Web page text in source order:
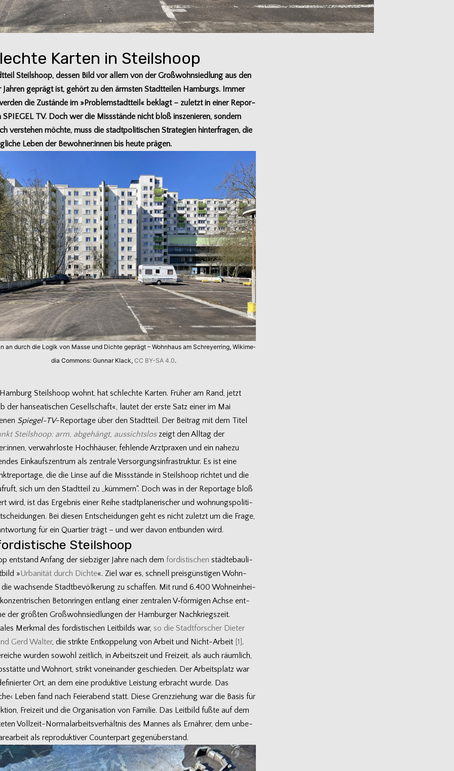
Karten in Steilshoop
Steil­shoop, des­sen Bild vor allem von der Groß­wohn­sied­lung aus den
Jah­ren geprägt ist, gehört zu den ärms­ten Stadt­tei­len Ham­burgs. Immer
die Zustände im »Pro­blem­stadt­teil« beklagt – zuletzt in einer Repor­
SPIEGEL TV. Doch wer die Miss­stände nicht bloß insze­nie­ren, son­dern
ver­ste­hen möchte, muss die stadt­po­li­ti­schen Stra­te­gien hin­ter­fra­gen, die
Leben der Bewohner:innen bis heute prägen.
an durch die Logik von Masse und Dichte geprägt – Wohn­haus am Schrey­er­ring, Wiki­me­
dia Com­mons: Gun­nar Klack, CC BY-SA 4.0.
Steil­shoop wohnt, hat schlechte Kar­ten. Frü­her am Rand, jetzt
der han­sea­ti­schen Gesell­schaft«, lau­tet der erste Satz einer im Mai
Spiegel-TV-Repor­tage über den Stadt­teil. Der Bei­trag mit dem Titel
Steil­shoop: arm, abge­hängt, aus­sichts­loszeigt den All­tag der
ver­wahr­loste Hoch­häu­ser, feh­lende Arzt­pra­xen und ein nahezu
Ein­kaufs­zen­trum als zen­trale Ver­sor­gungs­in­fra­struk­tur. Es ist eine
die die Linse auf die Miss­stände in Steil­shoop rich­tet und die
sich um den Stadt­teil zu „küm­mern“. Doch was in der Repor­tage bloß
wird, ist das Ergeb­nis einer Reihe stadt­pla­ne­ri­scher und woh­nungs­po­li­ti­
Bei die­sen Ent­schei­dun­gen geht es nicht zuletzt um die Frage,
für ein Quar­tier trägt – und wer davon ent­bun­den wird.
Steilshoop
ent­stand Anfang der sieb­zi­ger Jahre nach dem for­dis­ti­schen städ­te­bau­li­
»Urba­ni­tät durch Dichte«. Ziel war es, schnell preis­güns­ti­gen Wohn­
die wach­sende Stadt­be­völ­ke­rung zu schaf­fen. Mit rund 6.400 Wohn­ein­hei­
Beton­rin­gen ent­lang einer zen­tra­len V‑förmigen Achse ent­
der größ­ten Groß­wohn­sied­lun­gen der Ham­bur­ger Nachkriegszeit.
Merk­mal des for­dis­ti­schen Leit­bilds war, so die Stadt­for­scher Die­ter
Gerd Wal­ter, die strikte Ent­kop­pe­lung von Arbeit und Nicht-Arbeit [1].
wur­den sowohl zeit­lich, in Arbeits­zeit und Frei­zeit, als auch räum­lich,
und Wohn­ort, strikt von­ein­an­der geschie­den. Der Arbeits­platz war
Ort, an dem eine pro­duk­tive Leis­tung erbracht wurde. Das
Leben fand nach Fei­er­abend statt. Diese Grenz­zie­hung war die Basis für
Frei­zeit und die Orga­ni­sa­tion von Fami­lie. Das Leit­bild fußte auf dem
Vollzeit-Normalarbeitsverhältnis des Man­nes als Ernäh­rer, dem unbe­
als repro­duk­ti­ver Coun­ter­part gegenüberstand.